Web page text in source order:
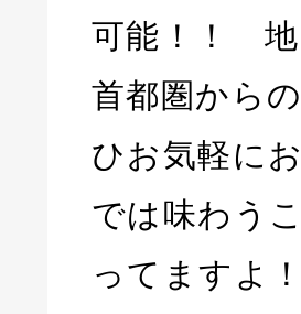
可能！！ 地
首都圏から
ひお気軽に
では味わう
ってますよ！